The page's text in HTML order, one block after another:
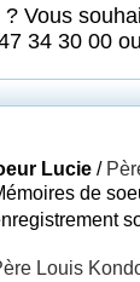
Vous
34 30 00
Lucie /
de
Louis